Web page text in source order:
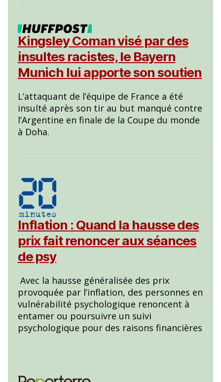
Kingsley Coman visé par des
insultes racistes, le Bayern
Munich lui apporte son soutien
L’attaquant de l’équipe de France a été
insulté après son tir au but manqué contre
l’Argentine en finale de la Coupe du monde
à Doha.
Inflation : Quand la hausse des
prix fait renoncer aux séances
de psy
Avec la hausse généralisée des prix
provoquée par l’inflation, des personnes en
vulnérabilité psychologique renoncent à
entamer ou poursuivre un suivi
psychologique pour des raisons financières